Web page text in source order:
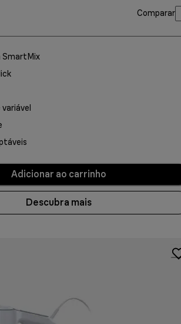
Comparar
SmartMix
Adicionar ao carrinho
Descubra mais